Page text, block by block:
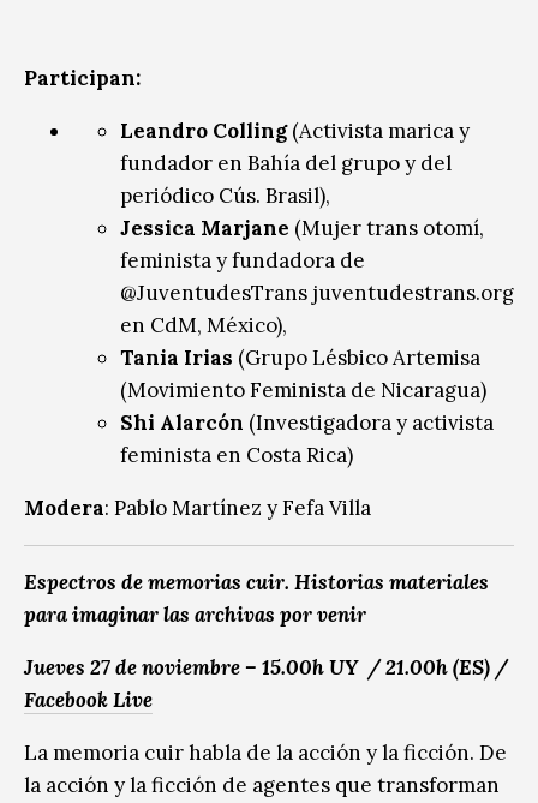
Participan:
Leandro Colling(Activista marica y
fundador en Bahía del grupo y del
periódico Cús. Brasil),
Jessica Marjane (Mujer trans otomí,
feminista y fundadora de
@JuventudesTrans juventudestrans.org
en CdM, México),
Tania Irias (Grupo Lésbico Artemisa
(Movimiento Feminista de Nicaragua)
Shi Alarcón (Investigadora y activista
feminista en Costa Rica)
Modera: Pablo Martínez y Fefa Villa
Espectros de memorias cuir. Historias materiales
para imaginar las archivas por venir
Jueves 27 de noviembre – 15.00h UY / 21.00h (ES) /
Facebook Live
La memoria cuir habla de la acción y la ficción. De
la acción y la ficción de agentes que transforman